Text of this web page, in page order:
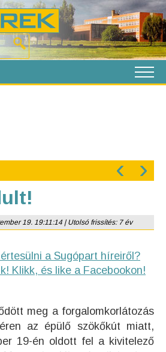
‹ ›
19. 19:11:14 | Utolsó frissítés: 7 év
a Sugópart híreiről?
Klikk, és like a Facebookon!
meg a forgalomkorlátozás
az épülő szökőkút miatt,
19-én oldott fel a kivitelező